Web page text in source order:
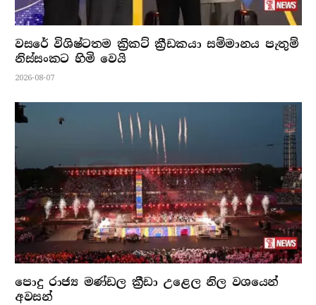
වසරේ විශිෂ්ටතම ක්‍රිකට් ක්‍රීඩකයා සම්මානය පැතුම්
නිස්සංකට හිමි වෙයි
2026-08-07
පොදු රාජ්‍ය මණ්ඩල ක්‍රීඩා උළෙල නිල වශයෙන්
අවසන්